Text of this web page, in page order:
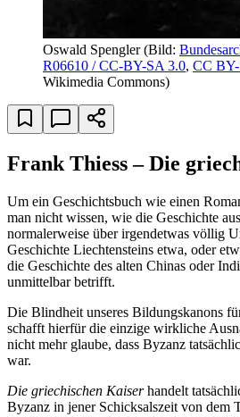
Oswald Spengler (Bild:
R06610 / CC-BY-SA 3.0, CC
Wikimedia Commons)
Frank Thiess – Die
Um ein Geschichtsbuch wie einen
man nicht wissen, wie die Geschichte
normalerweise über irgendetwas völlig
Geschichte Liechtensteins etwa, oder
die Geschichte des alten Chinas oder
unmittelbar betrifft.
Die Blindheit unseres Bildungskanons
schafft hierfür die einzige wirkliche
nicht mehr glaube, dass Byzanz
war.
Die griechischen Kaiserhandelt
Byzanz in jener Schicksalszeit von dem